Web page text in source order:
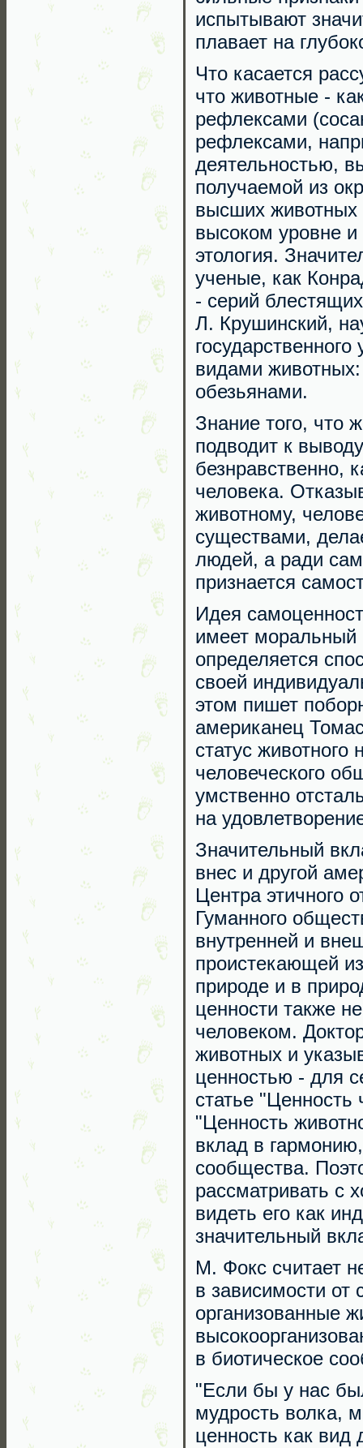
испытывают
плавает на
Что касается
что животные -
рефлексами
рефлексами,
деятельностью,
получаемой из
высших животных
высоком уровне и
этология.
ученые, как
- серий
Л. Крушинский,
видами
обезьянами.
Знание того, что
подводит к
безнравственно,
человека.
животному,
существами,
людей, а ради
признается
Идея
имеет моральный
определяется
своей
этом пишет
американец
статус животного
человеческого
умственно
на
Значительный
внес и другой
Центра этичного
Гуманного
внутренней и
проистекающей
природе и в
ценности также
человеком.
животных и
ценностью - для
статье
"Ценность
вклад в
сообщества.
рассматривать с
видеть его как
значительный
М. Фокс считает
в зависимости от
организованные
в биотическое
"Если бы у нас
мудрость волка,
ценность как